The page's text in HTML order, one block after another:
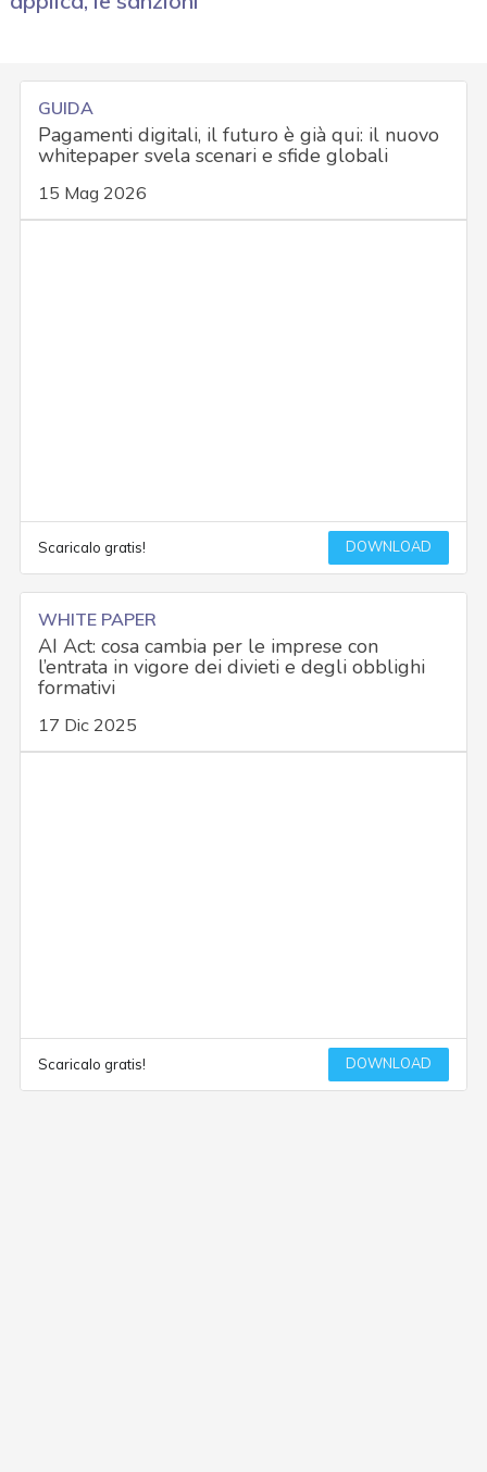
GUIDA
Pagamenti digitali, il futuro è già qui: il nuovo
whitepaper svela scenari e sfide globali
15 Mag 2026
Scaricalo gratis! DOWNLOAD
WHITE PAPER
AI Act: cosa cambia per le imprese con
l’entrata in vigore dei divieti e degli obblighi
formativi
17 Dic 2025
Scaricalo gratis! DOWNLOAD